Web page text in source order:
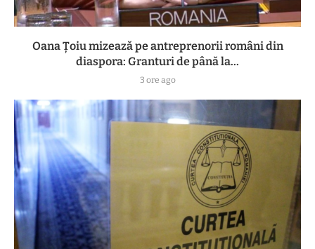
Oana Țoiu mizează pe antreprenorii români din
diaspora: Granturi de până la...
3 ore ago